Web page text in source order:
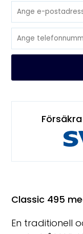
Classic 495
En traditionell